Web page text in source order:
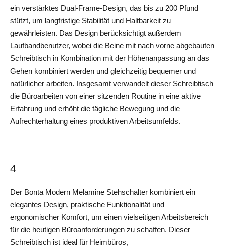
ein verstärktes Dual-Frame-Design, das bis zu 200 Pfund
stützt, um langfristige Stabilität und Haltbarkeit zu
gewährleisten. Das Design berücksichtigt außerdem
Laufbandbenutzer, wobei die Beine mit nach vorne abgebauten
Schreibtisch in Kombination mit der Höhenanpassung an das
Gehen kombiniert werden und gleichzeitig bequemer und
natürlicher arbeiten. Insgesamt verwandelt dieser Schreibtisch
die Büroarbeiten von einer sitzenden Routine in eine aktive
Erfahrung und erhöht die tägliche Bewegung und die
Aufrechterhaltung eines produktiven Arbeitsumfelds.
4
Der Bonta Modern Melamine Stehschalter kombiniert ein
elegantes Design, praktische Funktionalität und
ergonomischer Komfort, um einen vielseitigen Arbeitsbereich
für die heutigen Büroanforderungen zu schaffen. Dieser
Schreibtisch ist ideal für Heimbüros,